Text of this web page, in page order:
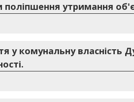
утримання
у комунальну власність